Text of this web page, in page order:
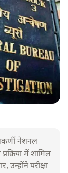
नेशनल
में शामिल
उन्होंने परीक्षा